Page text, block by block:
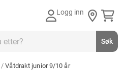
Logg inn
Søk
Våtdrakt junior 9/10 år